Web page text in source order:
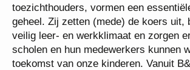
toezichthouders, vormen een
geheel. Zij zetten (mede) de koers uit,
veilig leer- en werkklimaat en zorgen
scholen en hun medewerkers kunnen
toekomst van onze kinderen. Vanuit